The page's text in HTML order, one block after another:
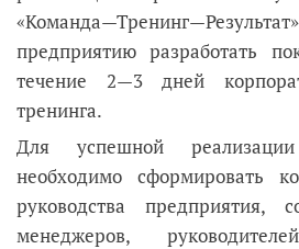
предприятию разработать
течение 2—3 дней
тренинга.
Для успешной
необходимо сформировать
руководства предприятия,
менеджеров,